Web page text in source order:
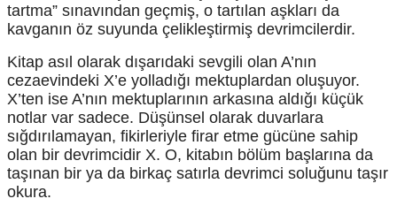
tartma” sınavından geçmiş, o tartılan aşkları da
kavganın öz suyunda çelikleştirmiş devrimcilerdir.
Kitap asıl olarak dışarıdaki sevgili olan A’nın
cezaevindeki X’e yolladığı mektuplardan oluşuyor.
X’ten ise A’nın mektuplarının arkasına aldığı küçük
notlar var sadece. Düşünsel olarak duvarlara
sığdırılamayan, fikirleriyle firar etme gücüne sahip
olan bir devrimcidir X. O, kitabın bölüm başlarına da
taşınan bir ya da birkaç satırla devrimci soluğunu taşır
okura.